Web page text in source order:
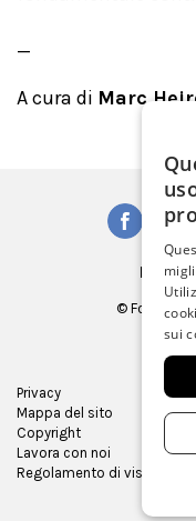
_
A cura di Marc
©
C.F.
Privacy
Mappa del sito
Copyright
Lavora con noi
Regolamento di visita
sui